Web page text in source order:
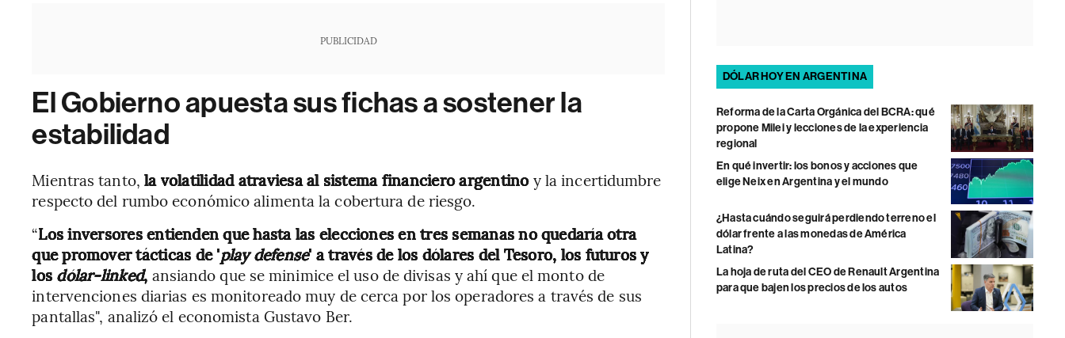
PUBLICIDAD
El Gobierno apuesta sus fichas a sostener la
estabilidad
Mientras tanto, la volatilidad atraviesa al sistema financiero argentinoy la incertidumbre
respecto del rumbo económico alimenta la cobertura de riesgo.
“Los inversores entienden que hasta las elecciones en tres semanas no quedaría otra
que promover tácticas de 'play defense' a través de los dólares del Tesoro, los futuros y
los dólar-linked, ansiando que se minimice el uso de divisas y ahí que el monto de
intervenciones diarias es monitoreado muy de cerca por los operadores a través de sus
pantallas", analizó el economista Gustavo Ber.
DÓLAR HOY EN ARGENTINA
Reforma de la Carta Orgánica del BCRA: qué
propone Milei y lecciones de la experiencia
regional
En qué invertir: los bonos y acciones que
elige Neix en Argentina y el mundo
¿Hasta cuándo seguirá perdiendo terreno el
dólar frente a las monedas de América
Latina?
La hoja de ruta del CEO de Renault Argentina
para que bajen los precios de los autos